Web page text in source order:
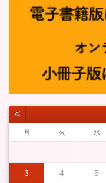
˂
月 火 水
3 4 5